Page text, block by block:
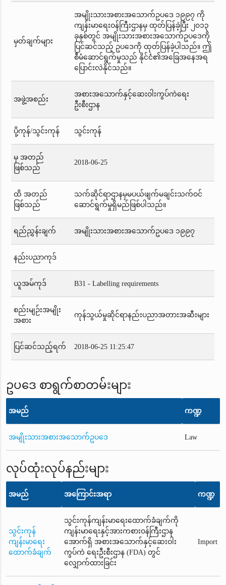
မှတ်ချက်များ
အမျိုးသားအစားအသောက်ဥပဒေ ၁၉၉၇ ကို
ကျန်းမာရေးဝန်ကြီးဌာနမှ ထုတ်ပြန်ခဲ့ပြီး ၂၀၁၃
ခုနှစ်တွင် အမျိုးသားအစားအသောက်ဥပဒေကို
ပြင်ဆင်သည့် ဥပဒေကို ထုတ်ပြန်ခဲ့ပါသည်။ ဤ
စီမံဆောင်ရွက်မှုသည် နိုင်ငံ၏အခြေအနေအရ
ပြောင်းလဲနိုင်သည်။
အဖွဲ့အစည်း
အစားအသောက်နှင့်ဆေးဝါးကွပ်ကဲရေး
ဦးစီးဌာန
ပို့ကုန်/သွင်းကုန် သွင်းကုန်
မှ အတည်
ဖြစ်သည်
2018-06-25
ထိ အတည်
ဖြစ်သည်
သက်ဆိုင်ရာဌာနမှမပယ်ဖျက်မချင်းသက်ဝင်
ဆောင်ရွက်မှုရှိမည်ဖြစ်ပါသည်။
ရည်ညွှန်းချက် အမျိုးသားအစားအသောက်ဥပဒေ ၁၉၉၇
နည်းပညာကုဒ်
ယူအမ်ကုဒ် B31 - Labelling requirements
စည်းမျဉ်းအမျိုး
အစား
ကုန်သွယ်မှုဆိုင်ရာနည်းပညာအတားအဆီးများ
ပြင်ဆင်သည့်ရက် 2018-06-25 11:25:47
ဥပဒေ စာရွက်စာတမ်းများ
အမည် ကဏ္ဍ
အမျိုးသားအစားအသောက်ဥပဒေ Law
လုပ်ထုံးလုပ်နည်းများ
အမည် အကြောင်းအရာ ကဏ္ဍ
သွင်းကုန်
ကျန်းမာရေး
ထောက်ခံချက်
သွင်းကုန်ကျန်းမာရေးထောက်ခံချက်ကို
ကျန်းမာရေးနှင့်အားကစားဝန်ကြီးဌာန
အောက်ရှိ အစားအသောက်နှင့်ဆေးဝါး
ကွပ်ကဲ ရေးဦးစီးဌာန (FDA) တွင်
လျှောက်ထားခြင်း
Import